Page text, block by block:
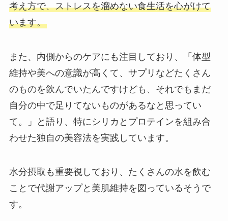
考え方で、ストレスを溜めない食生活を心がけて
います。
また、内側からのケアにも注目しており、「体型
維持や美への意識が高くて、サプリなどたくさん
のものを飲んでいたんですけども、それでもまだ
自分の中で足りてないものがあるなと思ってい
て。」と語り、特にシリカとプロテインを組み合
わせた独自の美容法を実践しています。
水分摂取も重要視しており、たくさんの水を飲む
ことで代謝アップと美肌維持を図っているそうで
す。